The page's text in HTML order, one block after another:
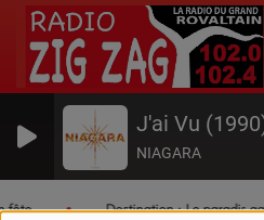
J'ai Vu
NIAGARA
fête Destination : Le paradis